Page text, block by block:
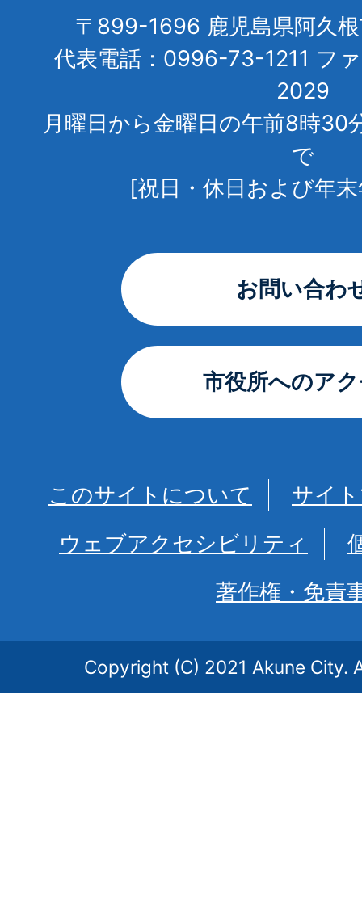
〒899-1696 鹿児島県阿久
代表電話：0996-73-1211 フ
2029
月曜日から金曜日の午前8時30
で
[祝日・休日および年
お問い合わ
市役所へのア
このサイトについて
サイ
ウェブアクセシビリティ
著作権・免責
Copyright (C) 2021 Akune City.